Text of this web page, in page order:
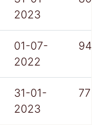
2023
01-07-
2022
948
31-01-
2023
772